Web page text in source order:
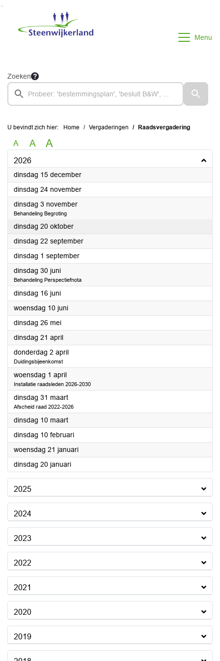
Ga naar de inhoud van deze pagina
Menu
Zoeken
U bevindt zich hier: Home Vergaderingen Raadsvergadering
A A A
2026
dinsdag 15 december2026
dinsdag 24 november2026
dinsdag 3 november2026
Behandeling Begroting
dinsdag 20 oktober2026
dinsdag 22 september2026
dinsdag 1 september2026
dinsdag 30 juni2026
Behandeling Perspectiefnota
dinsdag 16 juni2026
woensdag 10 juni2026
dinsdag 26 mei2026
dinsdag 21 april2026
donderdag 2 april2026
Duidingsbijeenkomst
woensdag 1 april2026
Installatie raadsleden 2026-2030
dinsdag 31 maart2026
Afscheid raad 2022-2026
dinsdag 10 maart2026
dinsdag 10 februari2026
woensdag 21 januari2026
dinsdag 20 januari2026
2025
2024
2023
2022
2021
2020
2019